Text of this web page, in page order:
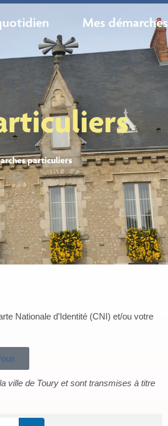
Mes démarches
particuliers
Nationale d’Identité (CNI) et/ou votre
ville de Toury et sont transmises à titre